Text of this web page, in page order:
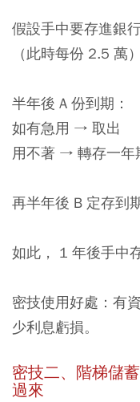
假設手中要存進銀
（此時每份 2.5 萬
半年後 A 份到期：
如有急用 → 取出
用不著 → 轉存一年
再半年後 B 定存到
如此， 1 年後手中
密技使用好處：有
少利息虧損。
密技二、階梯儲
過來